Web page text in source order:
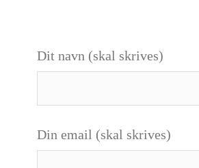
Dit navn (skal skrives)
Din email (skal skrives)